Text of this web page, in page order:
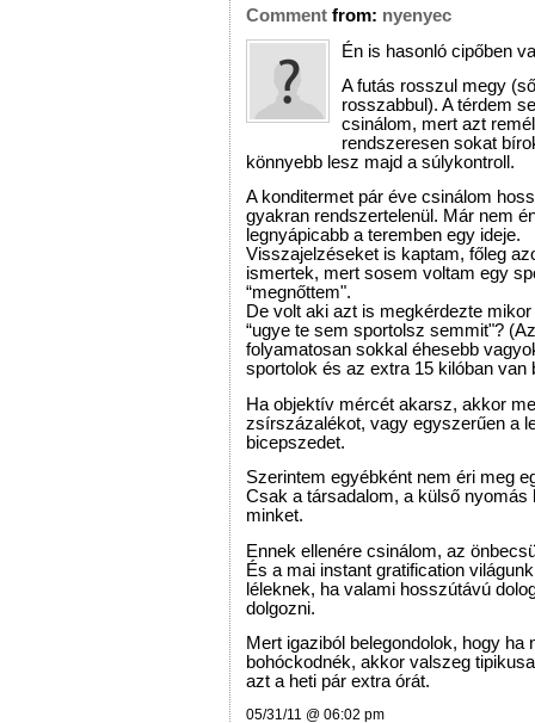
Comment from: nyenyec
Én is hasonló cipőben
A futás rosszul megy
rosszabbul). A térdem
csinálom, mert azt
rendszeresen sokat
könnyebb lesz majd a súlykontroll.
A konditermet pár éve csinálom
gyakran rendszertelenül. Már nem
legnyápicabb a teremben egy ideje.
Visszajelzéseket is kaptam, főleg
ismertek, mert sosem voltam egy
“megnőttem".
De volt aki azt is megkérdezte
“ugye te sem sportolsz semmit"?
folyamatosan sokkal éhesebb
sportolok és az extra 15 kilóban van
Ha objektív mércét akarsz, akkor
zsírszázalékot, vagy egyszerűen a
bicepszedet.
Szerintem egyébként nem éri meg
Csak a társadalom, a külső nyomás
minket.
Ennek ellenére csinálom, az
És a mai instant gratification
léleknek, ha valami hosszútávú
dolgozni.
Mert igaziból belegondolok, hogy ha
bohóckodnék, akkor valszeg
azt a heti pár extra órát.
05/31/11 @ 06:02 pm